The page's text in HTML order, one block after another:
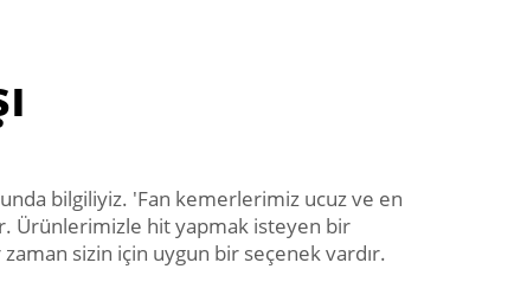
bilgiliyiz. 'Fan kemerlerimiz ucuz ve en
Ürünlerimizle hit yapmak isteyen bir
sizin için uygun bir seçenek vardır.